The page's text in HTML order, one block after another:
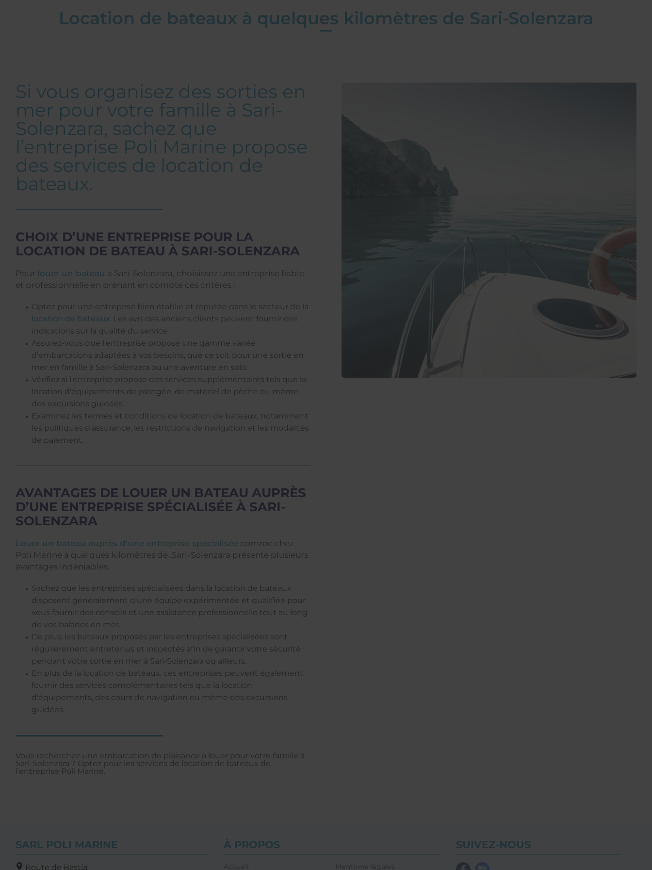
Location de bateaux à quelques kilomètres de Sari-Solenzara
Si vous organisez des sorties en
mer pour votre famille à Sari-
Solenzara, sachez que
l’entreprise Poli Marine propose
des services de location de
bateaux.
CHOIX D’UNE ENTREPRISE POUR LA
LOCATION DE BATEAU À SARI-SOLENZARA
Pour louer un bateau à Sari-Solenzara, choisissez une entreprise fiable
et professionnelle en prenant en compte ces critères :
Optez pour une entreprise bien établie et réputée dans le secteur de la
location de bateaux . Les avis des anciens clients peuvent fournir des
indications sur la qualité du service.
Assurez-vous que l'entreprise propose une gamme variée
d'embarcations adaptées à vos besoins, que ce soit pour une sortie en
mer en famille à Sari-Solenzara ou une aventure en solo.
Vérifiez si l'entreprise propose des services supplémentaires tels que la
location d'équipements de plongée, de matériel de pêche ou même
des excursions guidées.
Examinez les termes et conditions de location de bateaux, notamment
les politiques d'assurance, les restrictions de navigation et les modalités
de paiement.
AVANTAGES DE LOUER UN BATEAU AUPRÈS
D’UNE ENTREPRISE SPÉCIALISÉE À SARI-
SOLENZARA
Louer un bateau auprès d'une entreprise spécialisée comme chez
Poli Marine à quelques kilomètres de .Sari-Solenzara présente plusieurs
avantages indéniables.
Sachez que les entreprises spécialisées dans la location de bateaux
disposent généralement d'une équipe expérimentée et qualifiée pour
vous fournir des conseils et une assistance professionnelle tout au long
de vos balades en mer.
De plus, les bateaux proposés par les entreprises spécialisées sont
régulièrement entretenus et inspectés afin de garantir votre sécurité
pendant votre sortie en mer à Sari-Solenzara ou ailleurs.
En plus de la location de bateaux, ces entreprises peuvent également
fournir des services complémentaires tels que la location
d'équipements, des cours de navigation ou même des excursions
guidées.
Vous recherchez une embarcation de plaisance à louer pour votre famille à
Sari-Solenzara ? Optez pour les services de location de bateaux de
l’entreprise Poli Marine.
SARL POLI MARINE
Route de Bastia
À PROPOS SUIVEZ-NOUS